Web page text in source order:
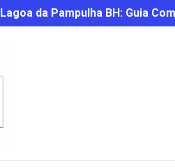
Lagoa da Pampulha BH: Guia